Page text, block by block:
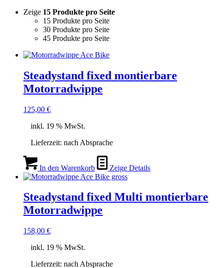
Zeige 15 Produkte pro Seite
15 Produkte pro Seite
30 Produkte pro Seite
45 Produkte pro Seite
Steadystand fixed montierbare
Motorradwippe
125,00 €
inkl. 19 % MwSt.
Lieferzeit: nach Absprache
In den Warenkorb Zeige Details
Steadystand fixed Multi montierbare
Motorradwippe
158,00 €
inkl. 19 % MwSt.
Lieferzeit: nach Absprache